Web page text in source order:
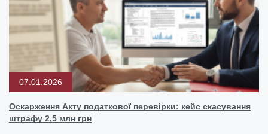
07.01.2026
Оскарження Акту податкової перевірки: кейс скасування
штрафу 2,5 млн грн